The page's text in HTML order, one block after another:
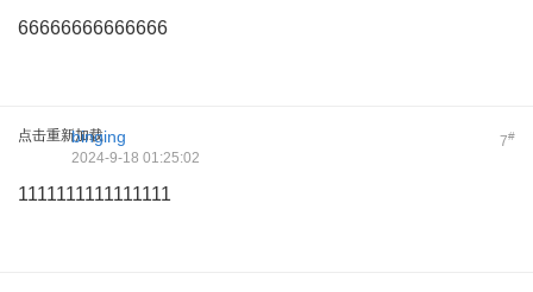
66666666666666
点击重新加载 7#
binging
2024-9-18 01:25:02
1111111111111111